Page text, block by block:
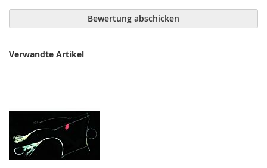
Bewertung abschicken
Verwandte Artikel